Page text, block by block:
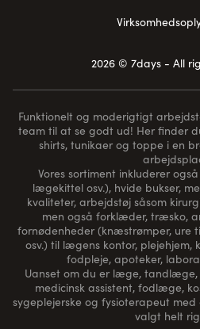
2026 © 7days - All
Funktionelt og moderigtigt
team til at se godt ud! Her finder
shirts, tunikaer og toppe i en
Vores sortiment inkluderer
lægekittel osv.), hvide bukser,
kvaliteter, arbejdstøj såsom
men også forklæder, træsko,
fornødenheder (knæstrømper, ure
osv.) til lægens kontor, plejehjem,
fodpleje, apoteker,
Uanset om du er læge, tandlæge,
medicinsk assistent, fodlæge,
sygeplejerske og fysioterapeut
valgt helt